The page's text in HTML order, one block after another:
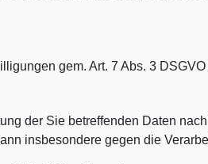
gem. Art. 7 Abs. 3
der Sie betreffenden Daten
insbesondere gegen die